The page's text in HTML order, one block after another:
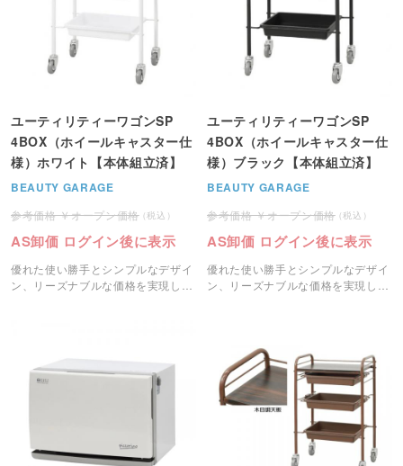
ユーティリティーワゴンSP
4BOX（ホイールキャスター仕
様）ホワイト【本体組立済】
BEAUTY GARAGE
オープン価格
AS卸価 ログイン後に表示
優れた使い勝手とシンプルなデザイ
ン、リーズナブルな価格を実現した
ユーティリティーワゴンSP
4BOX（ホイールキャスター仕
様）ブラック【本体組立済】
BEAUTY GARAGE
オープン価格
AS卸価 ログイン後に表示
優れた使い勝手とシンプルなデザイ
ン、リーズナブルな価格を実現した